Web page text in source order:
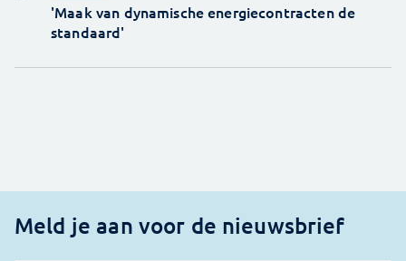
'Maak van dynamische energiecontracten de
standaard'
Meld je aan voor de nieuwsbrief